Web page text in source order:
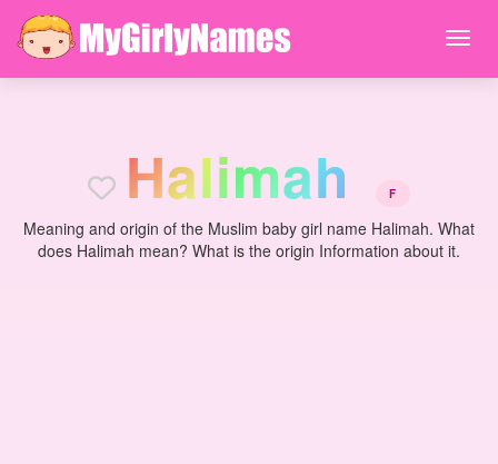
Halimah F
Meaning and origin of the Muslim baby girl name Halimah. What
does Halimah mean? What is the origin Information about it.